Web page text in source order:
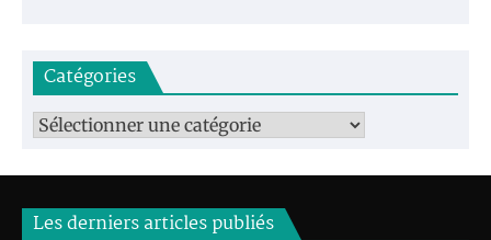
Catégories
Catégories
Les derniers articles publiés